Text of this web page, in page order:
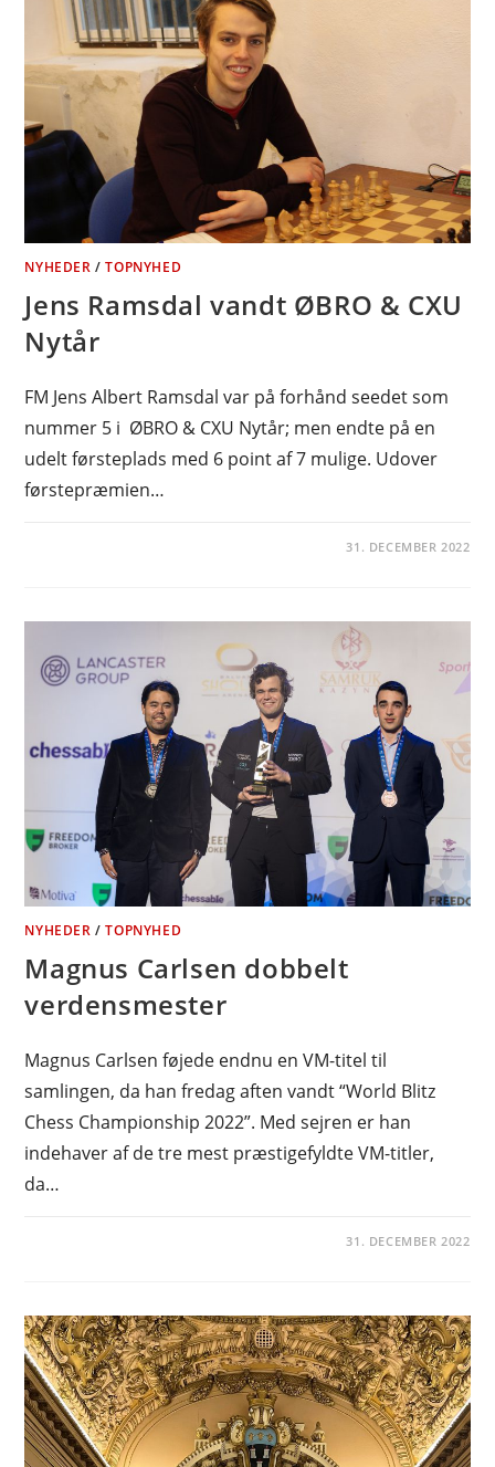
NYHEDER /TOPNYHED
Jens Ramsdal vandt ØBRO & CXU
Nytår
FM Jens Albert Ramsdal var på forhånd seedet som
nummer 5 i ØBRO & CXU Nytår; men endte på en
udelt førsteplads med 6 point af 7 mulige. Udover
førstepræmien…
31. DECEMBER 2022
NYHEDER /TOPNYHED
Magnus Carlsen dobbelt
verdensmester
Magnus Carlsen føjede endnu en VM-titel til
samlingen, da han fredag aften vandt “World Blitz
Chess Championship 2022”. Med sejren er han
indehaver af de tre mest præstigefyldte VM-titler,
da…
31. DECEMBER 2022